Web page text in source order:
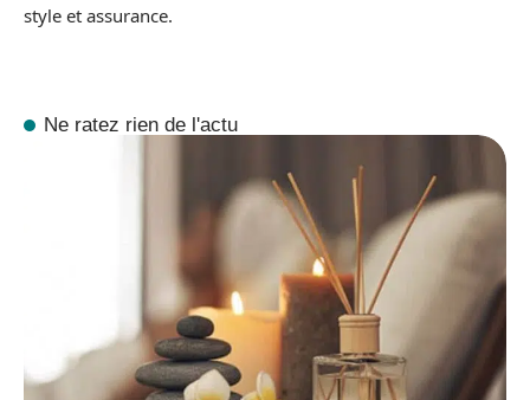
style et assurance.
Ne ratez rien de l'actu